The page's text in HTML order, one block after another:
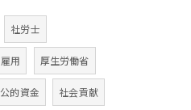
社労士
雇用 厚生労働省
公的資金 社会貢献